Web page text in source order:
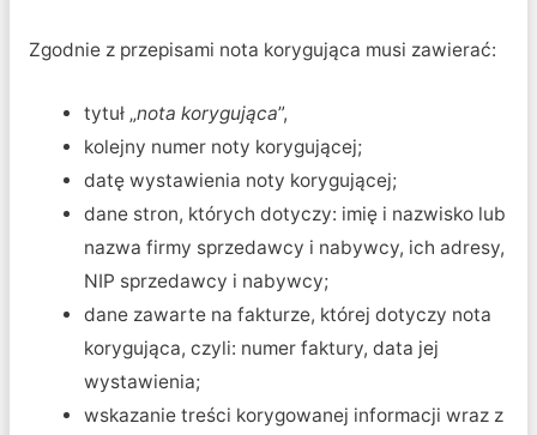
Zgodnie z przepisami nota korygująca musi zawierać:
tytuł „nota korygująca”,
kolejny numer noty korygującej;
datę wystawienia noty korygującej;
dane stron, których dotyczy: imię i nazwisko lub
nazwa firmy sprzedawcy i nabywcy, ich adresy,
NIP sprzedawcy i nabywcy;
dane zawarte na fakturze, której dotyczy nota
korygująca, czyli: numer faktury, data jej
wystawienia;
wskazanie treści korygowanej informacji wraz z